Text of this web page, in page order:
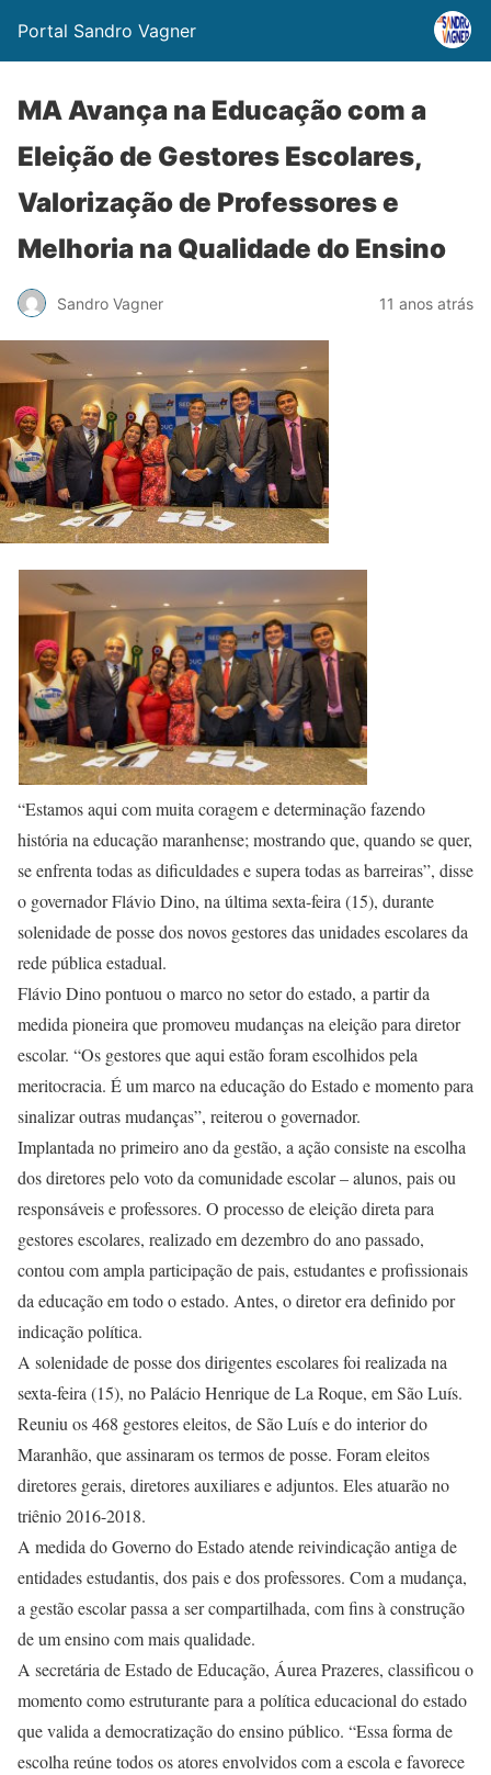
Portal Sandro Vagner
MA Avança na Educação com a
Eleição de Gestores Escolares,
Valorização de Professores e
Melhoria na Qualidade do Ensino
Sandro Vagner 11 anos atrás
“Estamos aqui com muita coragem e determinação fazendo
história na educação maranhense; mostrando que, quando se quer,
se enfrenta todas as dificuldades e supera todas as barreiras”, disse
o governador Flávio Dino, na última sexta-feira (15), durante
solenidade de posse dos novos gestores das unidades escolares da
rede pública estadual.
Flávio Dino pontuou o marco no setor do estado, a partir da
medida pioneira que promoveu mudanças na eleição para diretor
escolar. “Os gestores que aqui estão foram escolhidos pela
meritocracia. É um marco na educação do Estado e momento para
sinalizar outras mudanças”, reiterou o governador.
Implantada no primeiro ano da gestão, a ação consiste na escolha
dos diretores pelo voto da comunidade escolar – alunos, pais ou
responsáveis e professores. O processo de eleição direta para
gestores escolares, realizado em dezembro do ano passado,
contou com ampla participação de pais, estudantes e profissionais
da educação em todo o estado. Antes, o diretor era definido por
indicação política.
A solenidade de posse dos dirigentes escolares foi realizada na
sexta-feira (15), no Palácio Henrique de La Roque, em São Luís.
Reuniu os 468 gestores eleitos, de São Luís e do interior do
Maranhão, que assinaram os termos de posse. Foram eleitos
diretores gerais, diretores auxiliares e adjuntos. Eles atuarão no
triênio 2016-2018.
A medida do Governo do Estado atende reivindicação antiga de
entidades estudantis, dos pais e dos professores. Com a mudança,
a gestão escolar passa a ser compartilhada, com fins à construção
de um ensino com mais qualidade.
A secretária de Estado de Educação, Áurea Prazeres, classificou o
momento como estruturante para a política educacional do estado
que valida a democratização do ensino público. “Essa forma de
escolha reúne todos os atores envolvidos com a escola e favorece